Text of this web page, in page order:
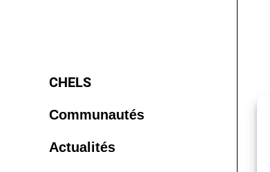
CHELS
Communautés
Actualités